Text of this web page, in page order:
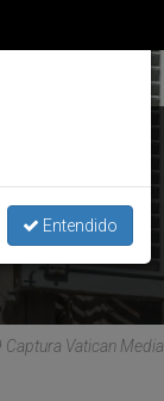
en el
Vatican Media
Entendido